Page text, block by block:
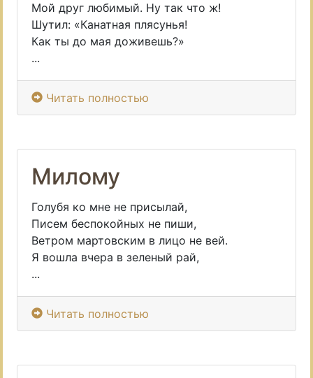
Мой друг любимый. Ну так что ж!
Шутил: «Канатная плясунья!
Как ты до мая доживешь?»
...
Читать полностью
Милому
Голубя ко мне не присылай,
Писем беспокойных не пиши,
Ветром мартовским в лицо не вей.
Я вошла вчера в зеленый рай,
...
Читать полностью